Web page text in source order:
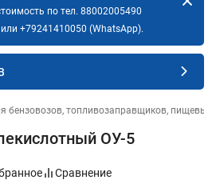
по тел. 88002005490
+79241410050 (WhatsApp).
бензовозов, топливозаправщиков, пищевых
ОУ-5
Сравнение